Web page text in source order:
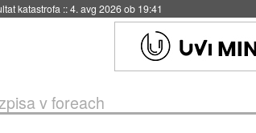
katastrofa ::4. avg 2026 ob 19:41
v foreach